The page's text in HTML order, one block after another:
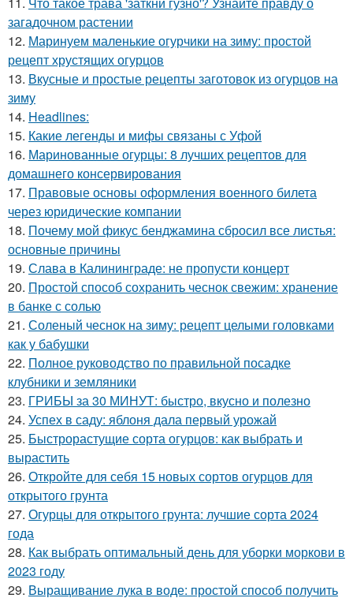
загадочном растении
12. Маринуем маленькие огурчики на зиму: простой
рецепт хрустящих огурцов
13. Вкусные и простые рецепты заготовок из огурцов на
зиму
14. Headlines:
15. Какие легенды и мифы связаны с Уфой
16. Маринованные огурцы: 8 лучших рецептов для
домашнего консервирования
17. Правовые основы оформления военного билета
через юридические компании
18. Почему мой фикус бенджамина сбросил все листья:
основные причины
19. Слава в Калининграде: не пропусти концерт
20. Простой способ сохранить чеснок свежим: хранение
в банке с солью
21. Соленый чеснок на зиму: рецепт целыми головками
как у бабушки
22. Полное руководство по правильной посадке
клубники и земляники
23. ГРИБЫ за 30 МИНУТ: быстро, вкусно и полезно
24. Успех в саду: яблоня дала первый урожай
25. Быстрорастущие сорта огурцов: как выбрать и
вырастить
26. Откройте для себя 15 новых сортов огурцов для
открытого грунта
27. Огурцы для открытого грунта: лучшие сорта 2024
года
28. Как выбрать оптимальный день для уборки моркови в
2023 году
29. Выращивание лука в воде: простой способ получить